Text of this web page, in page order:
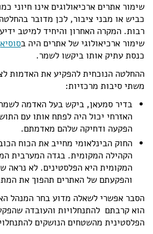
שימור אתרים ארכיאולוגים אינו חיוני
כביש או מבני ציבור, לכן מדובר
רבות. המקרה האחרון והיחיד למיטב
שימור ארכיאולוגי של אתרים היה בסוסיא
כנסת עתיק אותו ביקשו לשמר.
ההחלטה הנוכחית להפקיע את האדמות
משתי סיבות מרכזיות:
בדיר סמעאן, ביקש בעל האדמה
האזרחי יכול היה לפתח אותו עם
הפקעה ודחיקה שלהם מאדמתם.
החוק הבינלאומי מחייב את הכוח
הקהילה המקומית. בגדה המערבית
המקומית היא הפלסטינים. לא נראה
והפקעתם של האתרים תהפוך את
הסבר אפשרי לשאלה מדוע בחר המנהל
הוא קרבתם להתנחלויות והעובדה
הפלסטינית מהשטחים הנושקים